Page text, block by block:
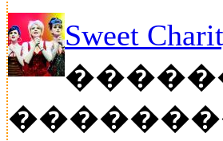
Sweet